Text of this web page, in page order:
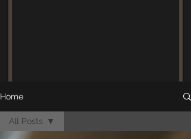
Home
All Posts